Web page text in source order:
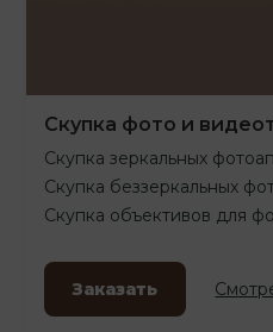
Скупка фото и
Скупка зеркальных
Скупка беззеркальных
Скупка объективов для
Заказать